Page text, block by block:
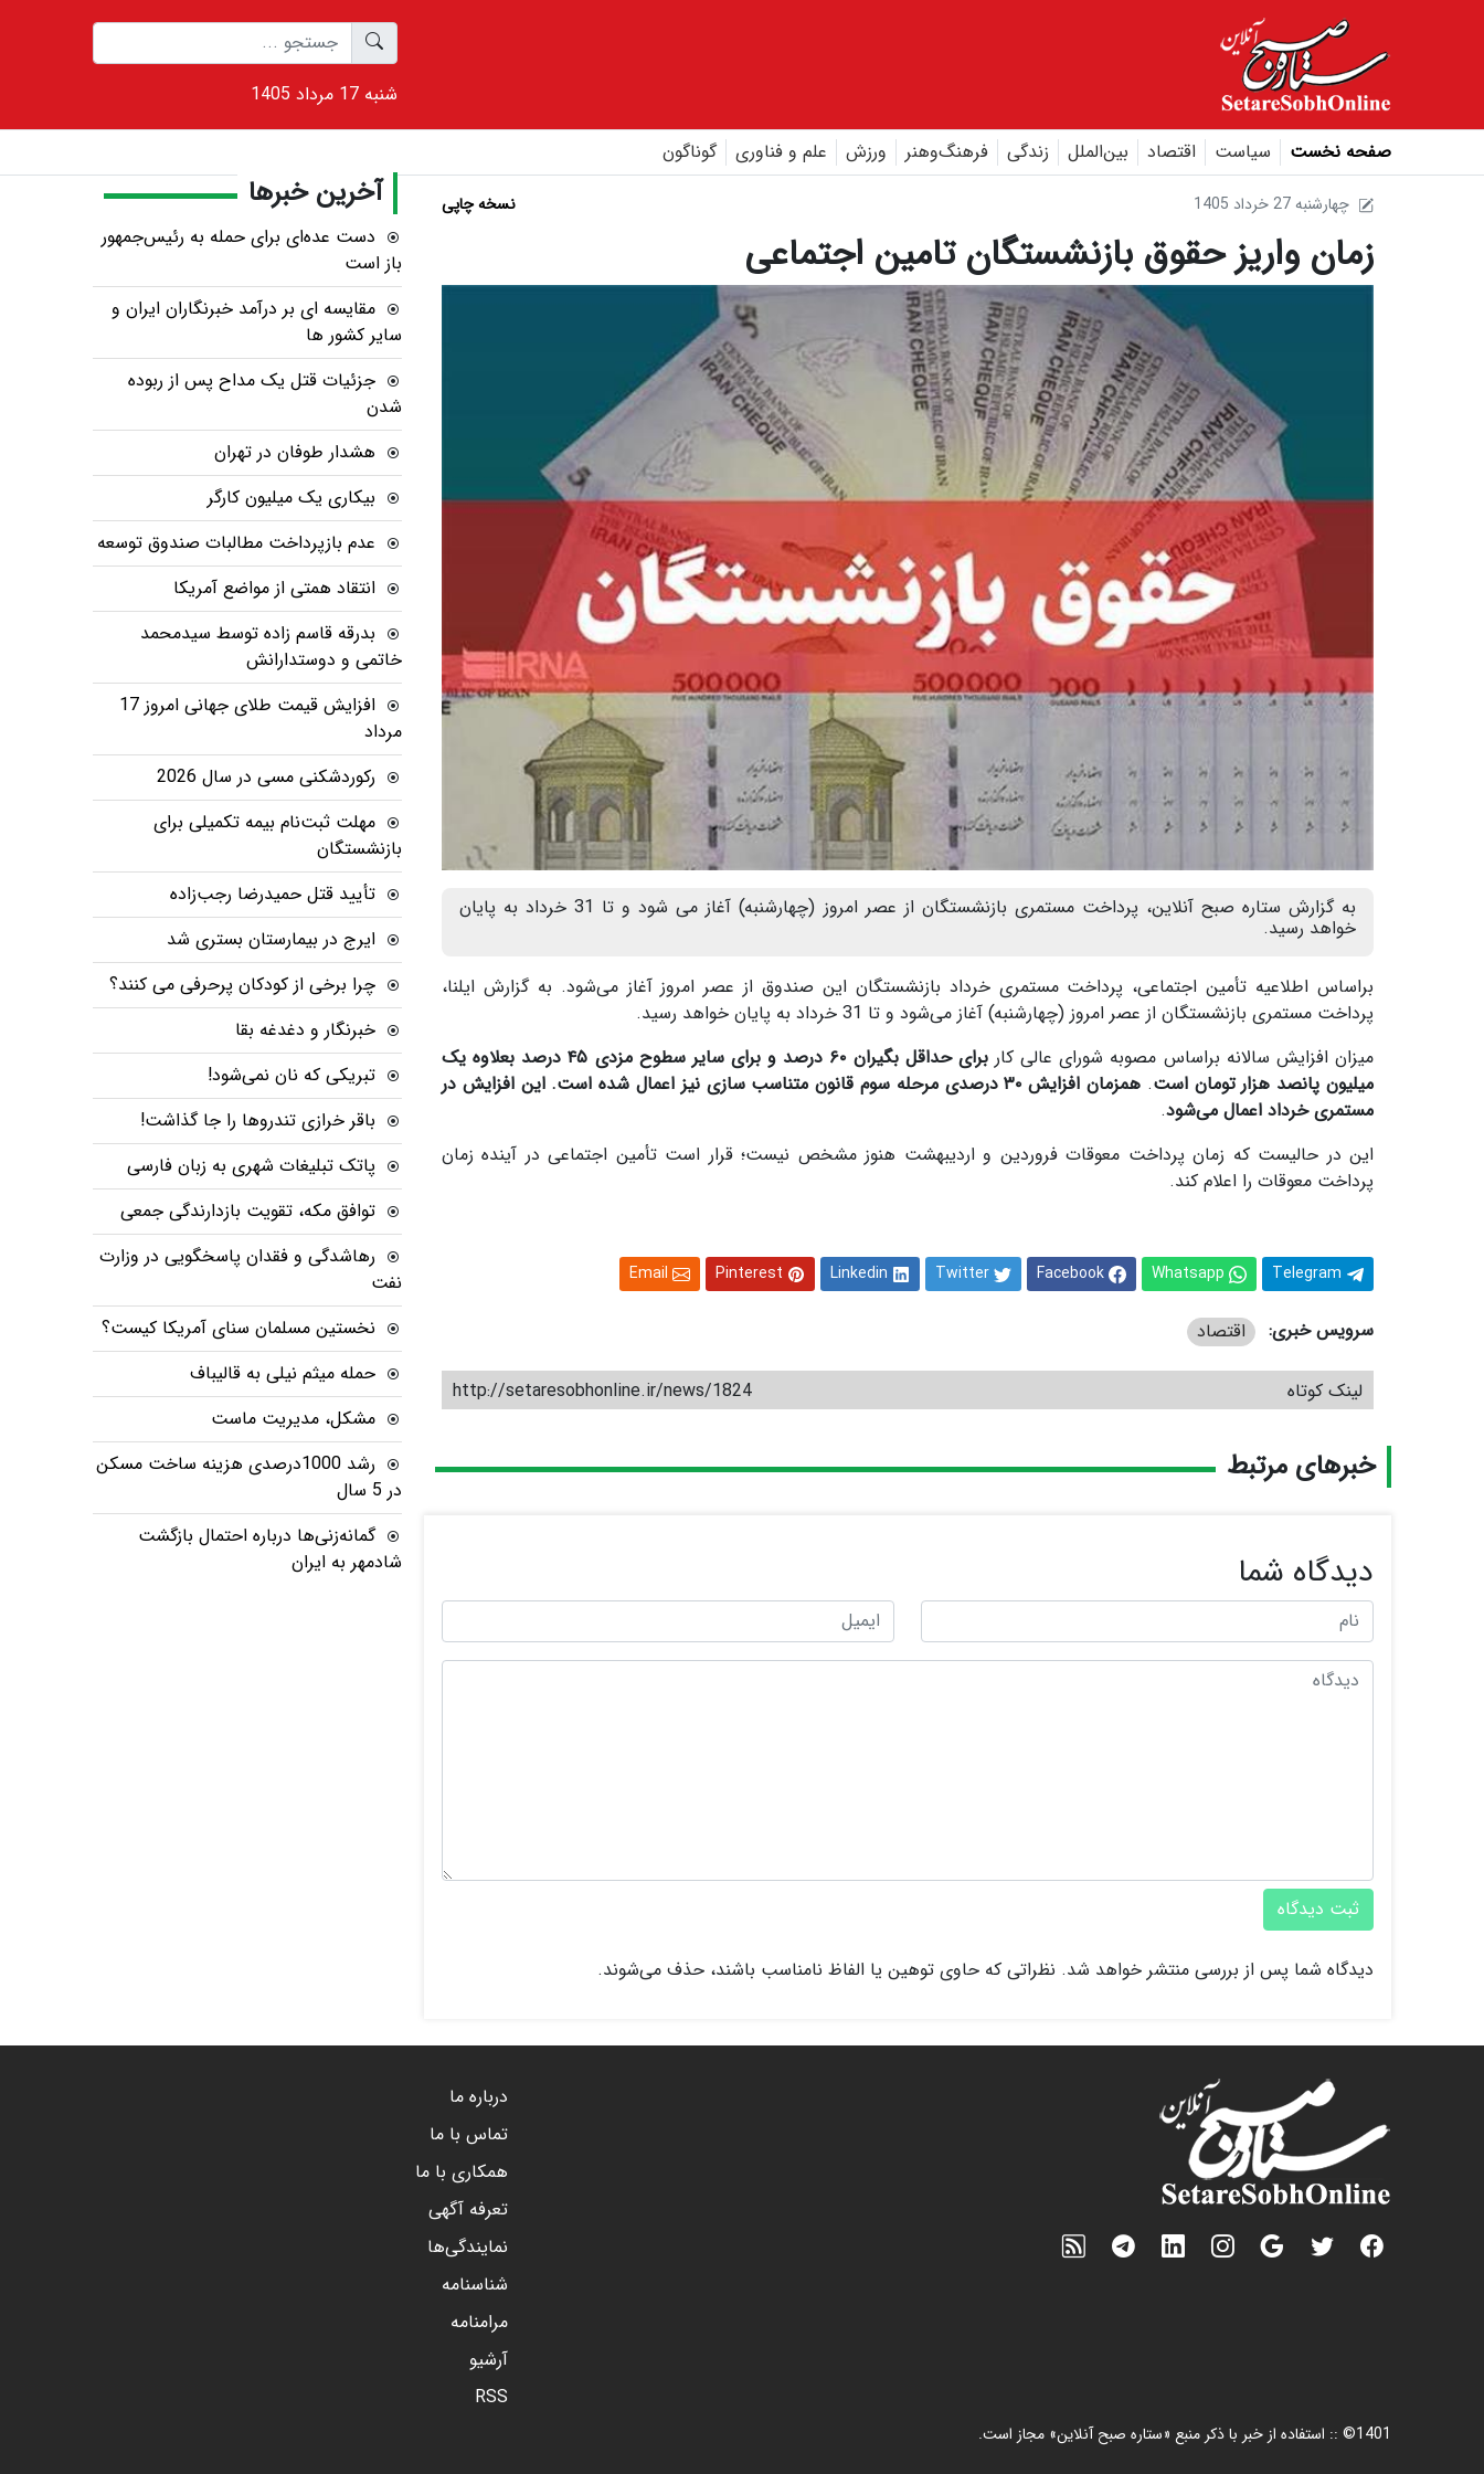
1405 شنبه 17 مرداد
صفحه نخست سیاست اقتصاد بین‌الملل زندگی فرهنگ‌و‌هنر ورزش علم و فناوری گوناگون
1405 چهارشنبه 27 خرداد نسخه چاپی
زمان واریز حقوق بازنشستگان تامین اجتماعی
به گزارش ستاره صبح آنلاین، پرداخت مستمری بازنشستگان از عصر امروز (چهارشنبه) آغاز می شود و تا 31 خرداد به پایان
خواهد رسید.
براساس اطلاعیه تأمین اجتماعی، پرداخت مستمری خرداد بازنشستگان این صندوق از عصر امروز آغاز می‌شود. به گزارش ایلنا،
پرداخت مستمری بازنشستگان از عصر امروز (چهارشنبه) آغاز می‌شود و تا 31 خرداد به پایان خواهد رسید.
میزان افزایش سالانه براساس مصوبه شورای عالی کار
برای حداقل بگیران ۶۰ درصد و برای سایر سطوح مزدی ۴۵ درصد بعلاوه یک
میلیون پانصد هزار تومان است.
همزمان افزایش ۳۰ درصدی مرحله سوم قانون متناسب سازی نیز اعمال شده است. این افزایش در
مستمری خرداد اعمال می‌شود.
این در حالیست که زمان پرداخت معوقات فروردین و اردیبهشت هنوز مشخص نیست؛ قرار است تأمین اجتماعی در آینده زمان
پرداخت معوقات را اعلام کند.
Telegram
Whatsapp
Facebook
Twitter
Linkedin
Pinterest
Email
سرویس خبری: اقتصاد
لینک کوتاه http://setaresobhonline.ir/news/1824
خبرهای مرتبط
دیدگاه شما
ثبت دیدگاه
دیدگاه شما پس از بررسی منتشر خواهد شد. نظراتی که حاوی توهین یا الفاظ نامناسب باشند، حذف می‌شوند.
آخرین خبرها
دست عده‌ای برای حمله به رئیس‌جمهور
باز است
مقایسه ای بر درآمد خبرنگاران ایران و
سایر کشور ها
جزئیات قتل یک مداح پس از ربوده
شدن
هشدار طوفان در تهران
بیکاری یک میلیون کارگر
عدم بازپرداخت مطالبات صندوق توسعه
انتقاد همتی از مواضع آمریکا
بدرقه قاسم زاده توسط سیدمحمد
خاتمی و دوستدارانش
افزایش قیمت طلای جهانی امروز 17
مرداد
رکوردشکنی مسی در سال 2026
مهلت ثبت‌نام بیمه تکمیلی برای
بازنشستگان
تأیید قتل حمیدرضا رجب‌زاده
ایرج در بیمارستان بستری شد
چرا برخی از کودکان پرحرفی می کنند؟
خبرنگار و دغدغه بقا
تبریکی که نان نمی‌شود!
باقر خرازی تندروها را جا گذاشت!
پاتک تبلیغات شهری به زبان فارسی
توافق مکه، تقویت بازدارندگی جمعی
رهاشدگی و فقدان پاسخگویی در وزارت
نفت
نخستین مسلمان سنای آمریکا کیست؟
حمله میثم نیلی به قالیباف
مشکل، مدیریت ماست
رشد 1000درصدی هزینه ساخت مسکن
در 5 سال
گمانه‌زنی‌ها درباره احتمال بازگشت
شادمهر به ایران
درباره ما
تماس با ما
همکاری با ما
تعرفه آگهی
نمایندگی‌ها
شناسنامه
مرامنامه
آرشیو
RSS
1401© :: استفاده از خبر با ذکر منبع «ستاره صبح آنلاین» مجاز است.